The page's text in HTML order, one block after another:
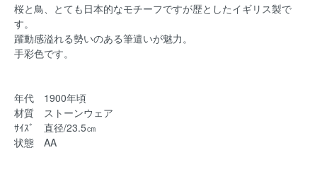
桜と鳥、とても日本的なモチーフですが歴としたイギリス製で
す。
躍動感溢れる勢いのある筆遣いが魅力。
手彩色です。
年代 1900年頃
材質 ストーンウェア
ｻｲｽﾞ 直径/23.5㎝
状態 AA